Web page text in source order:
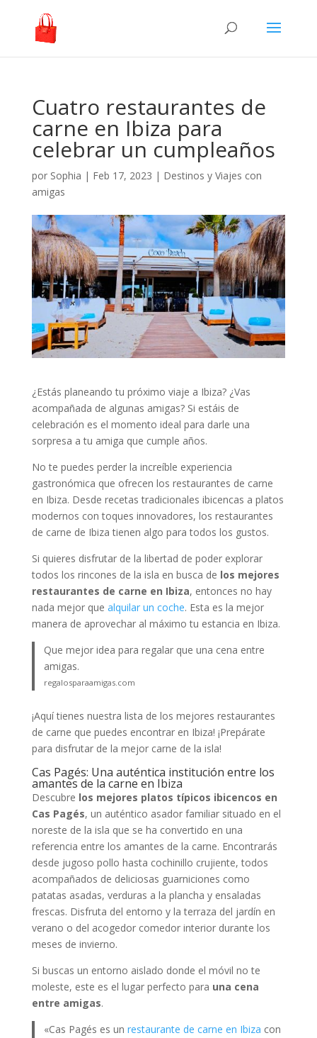
Cuatro restaurantes de
carne en Ibiza para
celebrar un cumpleaños
por Sophia | Feb 17, 2023 | Destinos y Viajes con
amigas
¿Estás planeando tu próximo viaje a Ibiza? ¿Vas
acompañada de algunas amigas? Si estáis de
celebración es el momento ideal para darle una
sorpresa a tu amiga que cumple años.
No te puedes perder la increíble experiencia
gastronómica que ofrecen los restaurantes de carne
en Ibiza. Desde recetas tradicionales ibicencas a platos
modernos con toques innovadores, los restaurantes
de carne de Ibiza tienen algo para todos los gustos.
Si quieres disfrutar de la libertad de poder explorar
todos los rincones de la isla en busca de los mejores
restaurantes de carne en Ibiza, entonces no hay
nada mejor que alquilar un coche. Esta es la mejor
manera de aprovechar al máximo tu estancia en Ibiza.
Que mejor idea para regalar que una cena entre
amigas.
regalosparaamigas.com
¡Aquí tienes nuestra lista de los mejores restaurantes
de carne que puedes encontrar en Ibiza! ¡Prepárate
para disfrutar de la mejor carne de la isla!
Cas Pagés: Una auténtica institución entre los
amantes de la carne en Ibiza
Descubre los mejores platos típicos ibicencos en
Cas Pagés, un auténtico asador familiar situado en el
noreste de la isla que se ha convertido en una
referencia entre los amantes de la carne. Encontrarás
desde jugoso pollo hasta cochinillo crujiente, todos
acompañados de deliciosas guarniciones como
patatas asadas, verduras a la plancha y ensaladas
frescas. Disfruta del entorno y la terraza del jardín en
verano o del acogedor comedor interior durante los
meses de invierno.
Si buscas un entorno aislado donde el móvil no te
moleste, este es el lugar perfecto para una cena
entre amigas.
«Cas Pagés es unrestaurante de carne en Ibiza con